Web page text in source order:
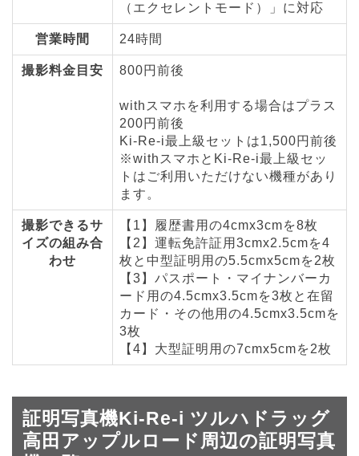
（エクセレントモード）」に対応
営業時間 24時間
撮影料金目安 800円前後
withスマホを利用する場合はプラス
200円前後
Ki-Re-i最上級セットは1,500円前後
※withスマホとKi-Re-i最上級セッ
トはご利用いただけない機種があり
ます。
撮影できるサ
イズの組み合
わせ
【1】履歴書用の4cmx3cmを8枚
【2】運転免許証用3cmx2.5cmを4
枚と中型証明用の5.5cmx5cmを2枚
【3】パスポート・マイナンバーカ
ード用の4.5cmx3.5cmを3枚と在留
カード・その他用の4.5cmx3.5cmを
3枚
【4】大型証明用の7cmx5cmを2枚
証明写真機Ki-Re-i ツルハドラッグ
高田アップルロード周辺の証明写真